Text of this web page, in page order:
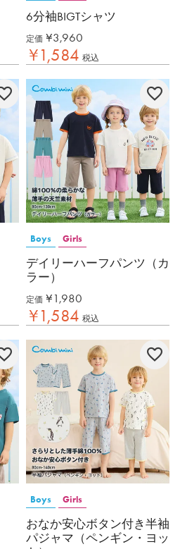
6分袖BIGTシャツ
定価 ¥3,960
¥1,584 税込
Boys Girls
デイリーハーフパンツ（カ
ラー）
定価 ¥ 1,980
¥1,584 税込
Boys Girls
おなか安心ボタン付き半袖
パジャマ（ペンギン・ヨッ